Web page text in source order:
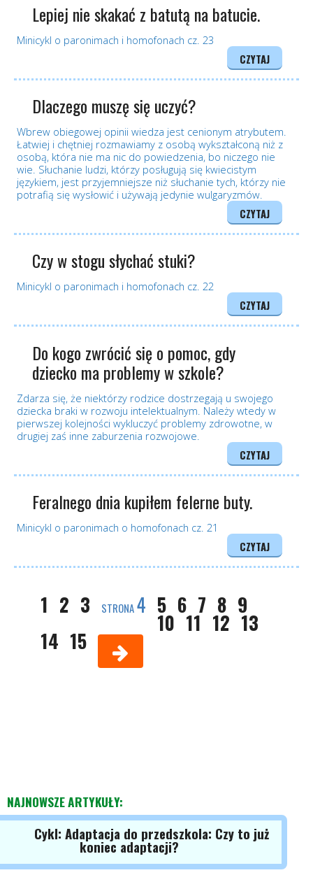
Lepiej nie skakać z batutą na batucie.
Minicykl o paronimach i homofonach cz. 23
CZYTAJ
Dlaczego muszę się uczyć?
Wbrew obiegowej opinii wiedza jest cenionym atrybutem.
Łatwiej i chętniej rozmawiamy z osobą wykształconą niż z
osobą, która nie ma nic do powiedzenia, bo niczego nie
wie. Słuchanie ludzi, którzy posługują się kwiecistym
językiem, jest przyjemniejsze niż słuchanie tych, którzy nie
potrafią się wysłowić i używają jedynie wulgaryzmów.
CZYTAJ
Czy w stogu słychać stuki?
Minicykl o paronimach i homofonach cz. 22
CZYTAJ
Do kogo zwrócić się o pomoc, gdy
dziecko ma problemy w szkole?
Zdarza się, że niektórzy rodzice dostrzegają u swojego
dziecka braki w rozwoju intelektualnym. Należy wtedy w
pierwszej kolejności wykluczyć problemy zdrowotne, w
drugiej zaś inne zaburzenia rozwojowe.
CZYTAJ
Feralnego dnia kupiłem felerne buty.
Minicykl o paronimach o homofonach cz. 21
CZYTAJ
1 2 3 STRONA4 5 6 7 8 9
10 11 12 13
14 15
NAJNOWSZE ARTYKUŁY:
Cykl: Adaptacja do przedszkola: Czy to już
koniec adaptacji?